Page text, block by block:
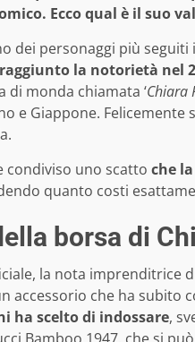
Ecco qual è il suo
dei personaggi più
la notorietà nel
di monda chiamata ‘Chiara
e Giappone.
condiviso uno scatto che
quanto costi
borsa di
la nota imprenditrice
accessorio che ha subito
ha scelto di indossare,